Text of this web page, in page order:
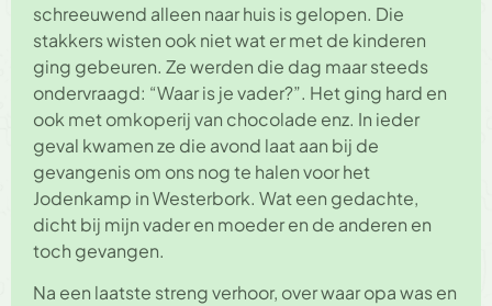
schreeuwend alleen naar huis is gelopen. Die
stakkers wisten ook niet wat er met de kinderen
ging gebeuren. Ze werden die dag maar steeds
ondervraagd: “Waar is je vader?”. Het ging hard en
ook met omkoperij van chocolade enz. In ieder
geval kwamen ze die avond laat aan bij de
gevangenis om ons nog te halen voor het
Jodenkamp in Westerbork. Wat een gedachte,
dicht bij mijn vader en moeder en de anderen en
toch gevangen.
Na een laatste streng verhoor, over waar opa was en